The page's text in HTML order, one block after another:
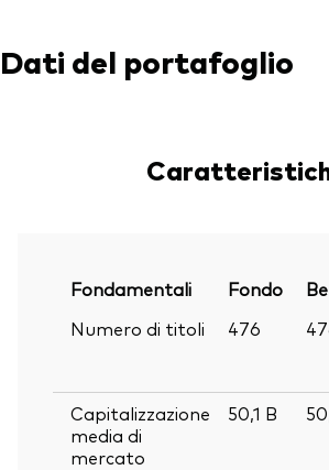
Dati del portafoglio
Fondamentali Fondo
Numero di titoli
476
Capitalizzazione
media di
mercato
50,1 B